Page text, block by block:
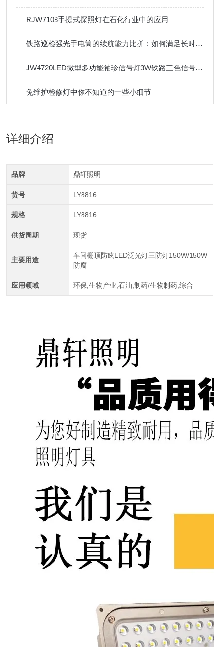
RJW7103手提式探照灯在石化行业中的应用
铁路巡检强光手电筒的续航能力比拼：如何满足长时间夜间作业需求？
JW4720LED微型多功能袖珍信号灯3W铁路三色信号手电筒
免维护检修灯中你不知道的一些小细节
详细介绍
品牌 鼎轩照明
货号 LY8816
规格 LY8816
供货周期 现货
主要用途
车间棚顶防眩LED泛光灯三防灯150W/150W
防腐
应用领域 环保,生物产业,石油,制药/生物制药,综合